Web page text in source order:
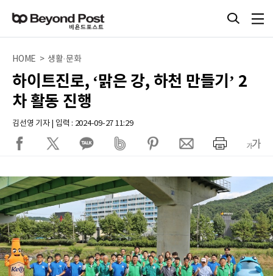
HOME > 생활·문화
하이트진로, ‘맑은 강, 하천 만들기’ 2
차 활동 진행
김선영 기자 | 입력 : 2024-09-27 11:29